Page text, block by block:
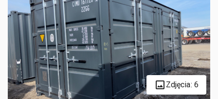
Zdjęcia: 6